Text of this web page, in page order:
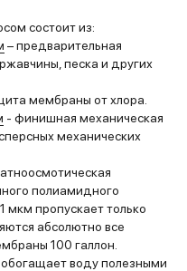
состоит из:
– предварительная
песка и других
мембраны от хлора.
- финишная механическая
механических
полиамидного
пропускает только
абсолютно все
100 галлон.
обогащает воду полезными